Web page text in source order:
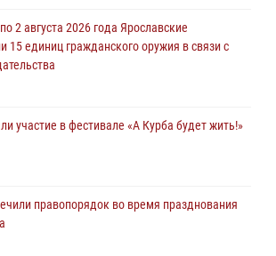
2 августа 2026 года Ярославские
15 единиц гражданского оружия в связи с
участие в фестивале «А Курба будет жить!»
правопорядок во время празднования